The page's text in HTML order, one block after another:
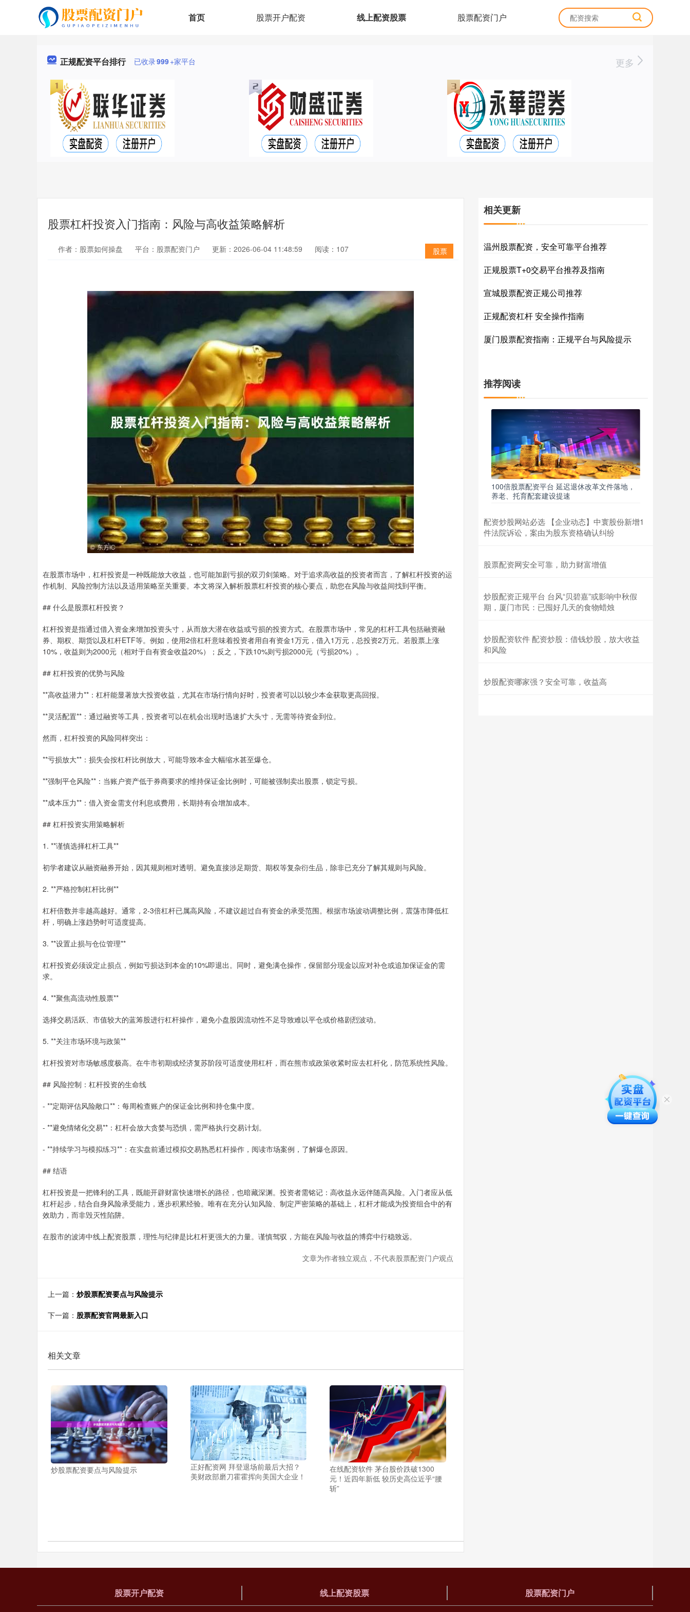
首页 股票开户配资 线上配资股票 股票配资门户
正规配资平台排行 已收录999+家平台 更多
股票杠杆投资入门指南：风险与高收益策略解析
股票
作者：股票如何操盘 平台：股票配资门户 更新：2026-06-04 11:48:59 阅读：107
在股票市场中，杠杆投资是一种既能放大收益，也可能加剧亏损的双刃剑策略。对于追求高收益的投资者而言，了解杠杆投资的运
作机制、风险控制方法以及适用策略至关重要。本文将深入解析股票杠杆投资的核心要点，助您在风险与收益间找到平衡。
## 什么是股票杠杆投资？
杠杆投资是指通过借入资金来增加投资头寸，从而放大潜在收益或亏损的投资方式。在股票市场中，常见的杠杆工具包括融资融
券、期权、期货以及杠杆ETF等。例如，使用2倍杠杆意味着投资者用自有资金1万元，借入1万元，总投资2万元。若股票上涨
10%，收益则为2000元（相对于自有资金收益20%）；反之，下跌10%则亏损2000元（亏损20%）。
## 杠杆投资的优势与风险
**高收益潜力**：杠杆能显著放大投资收益，尤其在市场行情向好时，投资者可以以较少本金获取更高回报。
**灵活配置**：通过融资等工具，投资者可以在机会出现时迅速扩大头寸，无需等待资金到位。
然而，杠杆投资的风险同样突出：
**亏损放大**：损失会按杠杆比例放大，可能导致本金大幅缩水甚至爆仓。
**强制平仓风险**：当账户资产低于券商要求的维持保证金比例时，可能被强制卖出股票，锁定亏损。
**成本压力**：借入资金需支付利息或费用，长期持有会增加成本。
## 杠杆投资实用策略解析
1. **谨慎选择杠杆工具**
初学者建议从融资融券开始，因其规则相对透明。避免直接涉足期货、期权等复杂衍生品，除非已充分了解其规则与风险。
2. **严格控制杠杆比例**
杠杆倍数并非越高越好。通常，2-3倍杠杆已属高风险，不建议超过自有资金的承受范围。根据市场波动调整比例，震荡市降低杠
杆，明确上涨趋势时可适度提高。
3. **设置止损与仓位管理**
杠杆投资必须设定止损点，例如亏损达到本金的10%即退出。同时，避免满仓操作，保留部分现金以应对补仓或追加保证金的需
求。
4. **聚焦高流动性股票**
选择交易活跃、市值较大的蓝筹股进行杠杆操作，避免小盘股因流动性不足导致难以平仓或价格剧烈波动。
5. **关注市场环境与政策**
杠杆投资对市场敏感度极高。在牛市初期或经济复苏阶段可适度使用杠杆，而在熊市或政策收紧时应去杠杆化，防范系统性风险。
## 风险控制：杠杆投资的生命线
- **定期评估风险敞口**：每周检查账户的保证金比例和持仓集中度。
- **避免情绪化交易**：杠杆会放大贪婪与恐惧，需严格执行交易计划。
- **持续学习与模拟练习**：在实盘前通过模拟交易熟悉杠杆操作，阅读市场案例，了解爆仓原因。
## 结语
杠杆投资是一把锋利的工具，既能开辟财富快速增长的路径，也暗藏深渊。投资者需铭记：高收益永远伴随高风险。入门者应从低
杠杆起步，结合自身风险承受能力，逐步积累经验。唯有在充分认知风险、制定严密策略的基础上，杠杆才能成为投资组合中的有
效助力，而非毁灭性陷阱。
在股市的波涛中线上配资股票，理性与纪律是比杠杆更强大的力量。谨慎驾驭，方能在风险与收益的博弈中行稳致远。
文章为作者独立观点，不代表股票配资门户观点
上一篇： 炒股票配资要点与风险提示
下一篇： 股票配资官网最新入口
相关文章
炒股票配资要点与风险提示
正好配资网 拜登退场前最后大招？
美财政部磨刀霍霍挥向美国大企业！
在线配资软件 茅台股价跌破1300
元！近四年新低 较历史高位近乎“腰
斩”
相关更新
温州股票配资，安全可靠平台推荐
正规股票T+0交易平台推荐及指南
宣城股票配资正规公司推荐
正规配资杠杆 安全操作指南
厦门股票配资指南：正规平台与风险提示
推荐阅读
100倍股票配资平台 延迟退休改革文件落地，
养老、托育配套建设提速
配资炒股网站必选 【企业动态】中寰股份新增1
件法院诉讼，案由为股东资格确认纠纷
股票配资网安全可靠，助力财富增值
炒股配资正规平台 台风“贝碧嘉”或影响中秋假
期，厦门市民：已囤好几天的食物蜡烛
炒股配资软件 配资炒股：借钱炒股，放大收益
和风险
炒股配资哪家强？安全可靠，收益高
股票开户配资 线上配资股票 股票配资门户